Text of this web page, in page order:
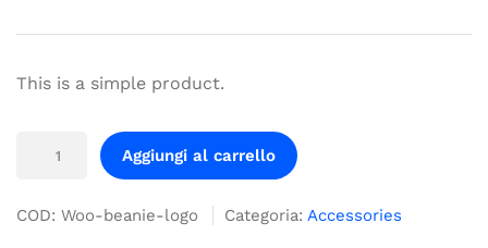
This is a simple product.
Aggiungi al carrello
COD: Woo-beanie-logo Categoria: Accessories